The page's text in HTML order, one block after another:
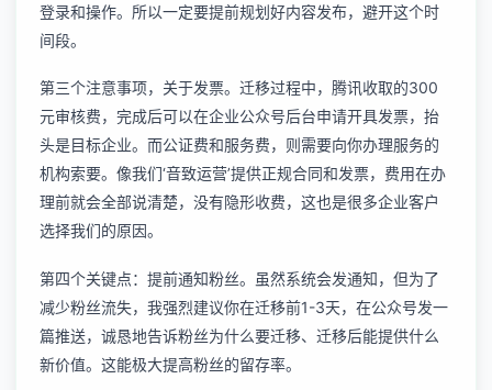
登录和操作。所以一定要提前规划好内容发布，避开这个时
间段。
第三个注意事项，关于发票。迁移过程中，腾讯收取的300
元审核费，完成后可以在企业公众号后台申请开具发票，抬
头是目标企业。而公证费和服务费，则需要向你办理服务的
机构索要。像我们‘音致运营’提供正规合同和发票，费用在办
理前就会全部说清楚，没有隐形收费，这也是很多企业客户
选择我们的原因。
第四个关键点：提前通知粉丝。虽然系统会发通知，但为了
减少粉丝流失，我强烈建议你在迁移前1-3天，在公众号发一
篇推送，诚恳地告诉粉丝为什么要迁移、迁移后能提供什么
新价值。这能极大提高粉丝的留存率。